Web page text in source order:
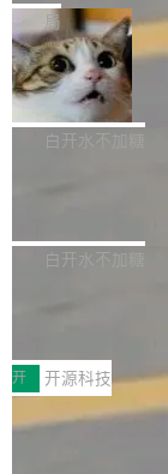
是把这段空隙补上
aDB 捕获 commit
微软同期总资本开
bet、微软以及
ceXAI的资金消耗速
撑庞大支出的资金
貌。数据显示，微
一个在终端里运行
1.2，驱动这个
你可以用 curl -
sh | bash 安装一个
代码、验证结果的
个主 agent 循环，
局
美团开源
准 AI 能力认知
机器出题的前提，
构建流程可以分为
白开水不加糖
库，并将作为
MPComm将作为一
ENT，实现零拷贝
传输性能最高提升5
于自研UCL-
白开水不加糖
型案例入选名单》
开源 AI 编程平台
创新与落地成效成
助力企业AI研发安
开 开源科技
深信服AI算力网关
前不久，工业和信